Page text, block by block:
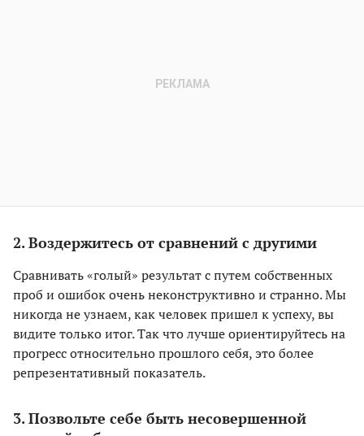
2. Воздержитесь от сравнений с другими
Сравнивать «голый» результат с путем собственных
проб и ошибок очень неконструктивно и странно. Мы
никогда не узнаем, как человек пришел к успеху, вы
видите только итог. Так что лучше ориентируйтесь на
прогресс относительно прошлого себя, это более
репрезентативный показатель.
3. Позвольте себе быть несовершенной